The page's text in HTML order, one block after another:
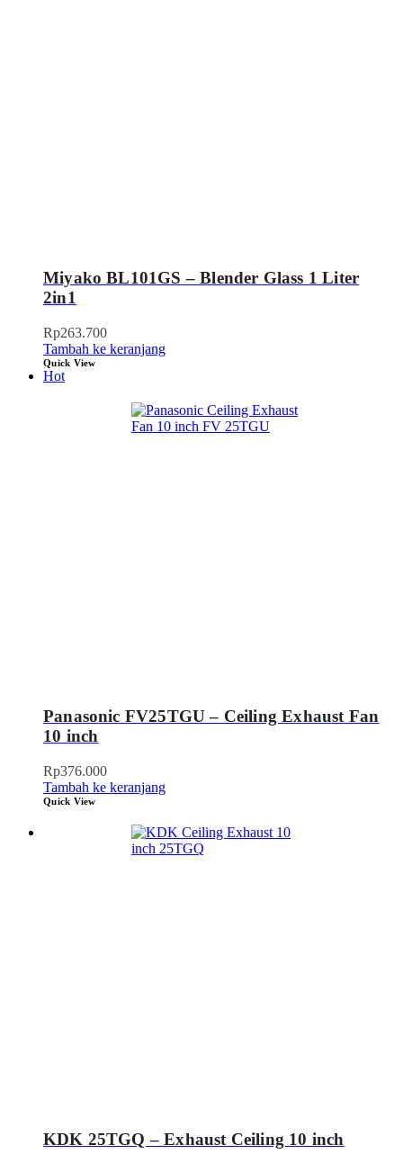
Miyako BL101GS – Blender Glass 1 Liter
2in1
Rp263.700
Tambah ke keranjang
Quick View
Hot
Panasonic FV25TGU – Ceiling Exhaust Fan
10 inch
Rp376.000
Tambah ke keranjang
Quick View
KDK 25TGQ – Exhaust Ceiling 10 inch